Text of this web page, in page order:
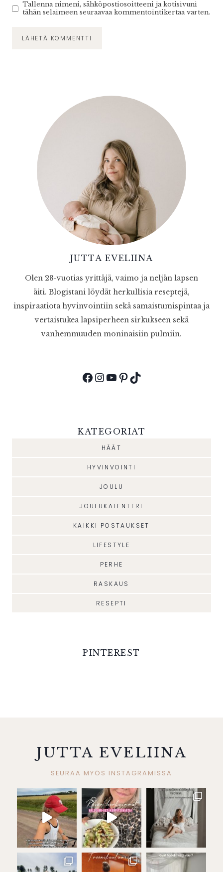
Tallenna nimeni, sähköpostiosoitteeni ja kotisivuni
tähän selaimeen seuraavaa kommentointikertaa varten.
JUTTA EVELIINA
Olen 28-vuotias yrittäjä, vaimo ja neljän lapsen
äiti. Blogistani löydät herkullisia reseptejä,
inspiraatiota hyvinvointiin sekä samaistumispintaa ja
vertaistukea lapsiperheen sirkukseen sekä
vanhemmuuden moninaisiin pulmiin.
Facebook
Instagram
YouTube
Pinterest
TikTok
KATEGORIAT
HÄÄT
HYVINVOINTI
JOULU
JOULUKALENTERI
KAIKKI POSTAUKSET
LIFESTYLE
PERHE
RASKAUS
RESEPTI
PINTEREST
JUTTA EVELIINA
SEURAA MYÖS INSTAGRAMISSA